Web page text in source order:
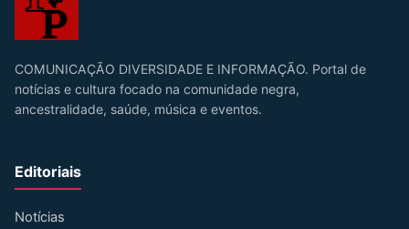
COMUNICAÇÃO DIVERSIDADE E INFORMAÇÃO. Portal de
notícias e cultura focado na comunidade negra,
ancestralidade, saúde, música e eventos.
Editoriais
Notícias